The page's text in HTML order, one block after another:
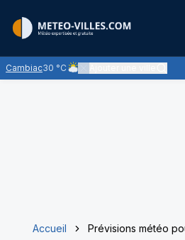
Cambiac30 °C
Ciel nuageux - les
Accueil Prévisions météo